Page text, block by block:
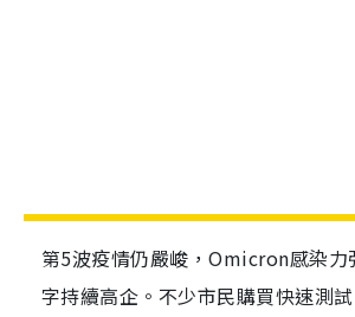
第5波疫情仍嚴峻，Omicron感染力
字持續高企。不少市民購買快速測